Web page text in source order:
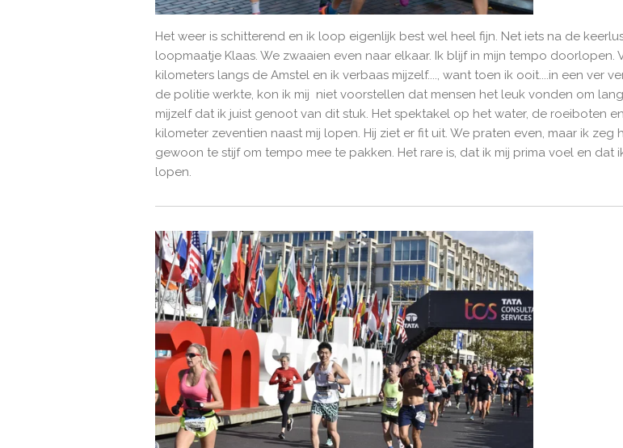
Het weer is schitterend en ik loop eigenlijk best wel heel fijn. Net iets na de
loopmaatje Klaas. We zwaaien even naar elkaar. Ik blijf in mijn tempo
kilometers langs de Amstel en ik verbaas mijzelf...., want toen ik ooit....in een ver
de politie werkte, kon ik mij niet voorstellen dat mensen het leuk vonden om
mijzelf dat ik juist genoot van dit stuk. Het spektakel op het water, de roeiboten
kilometer zeventien naast mij lopen. Hij ziet er fit uit. We praten even, maar ik
gewoon te stijf om tempo mee te pakken. Het rare is, dat ik mij prima voel en
lopen.